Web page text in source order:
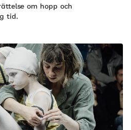
om hopp och
tid.